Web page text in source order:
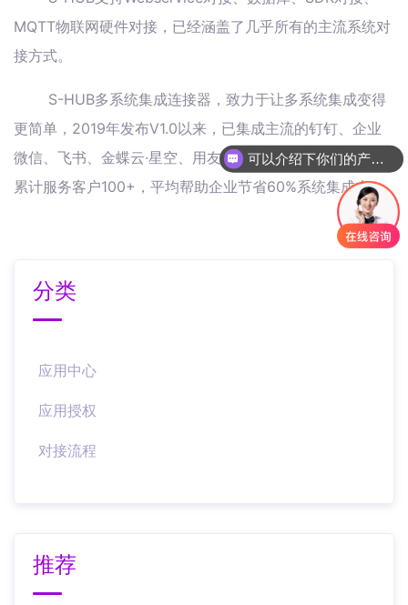
MQTT物联网硬件对接，已经涵盖了几乎所有的主流系统对
接方式。
S-HUB多系统集成连接器，致力于让多系统集成变得
更简单，2019年发布V1.0以来，已集成主流的钉钉、企业
微信、飞书、金蝶云·星空、用友ERP等各类系统50余个，
累计服务客户100+，平均帮助企业节省60%系统集成本。
分类
应用中心
应用授权
对接流程
推荐
可以介绍下你们的产品么